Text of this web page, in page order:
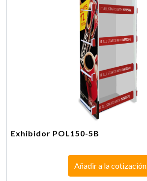
Exhibidor POL150-5B
Añadir a la cotización